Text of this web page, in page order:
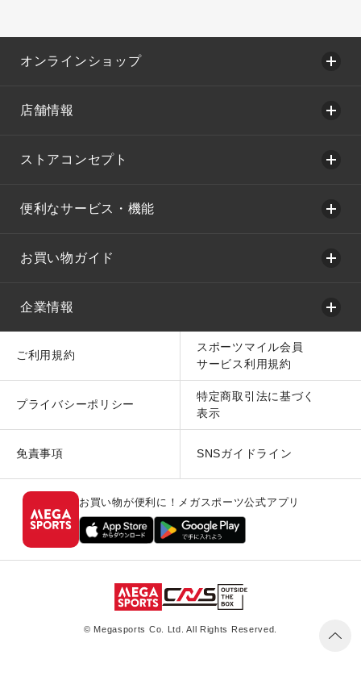
オンラインショップ
店舗情報
ストアコンセプト
便利なサービス・機能
お買い物ガイド
企業情報
ご利用規約
スポーツマイル会員
サービス利用規約
プライバシーポリシー
特定商取引法に基づく
表示
免責事項 SNSガイドライン
お買い物が便利に！メガスポーツ公式アプリ
© Megasports Co. Ltd. All Rights Reserved.